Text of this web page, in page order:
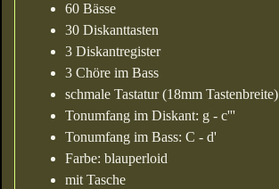
60 Bässe
30 Diskanttasten
3 Diskantregister
3 Chöre im Bass
schmale Tastatur (18mm Tastenbreite)
Tonumfang im Diskant: g - c'''
Tonumfang im Bass: C - d'
Farbe: blauperloid
mit Tasche